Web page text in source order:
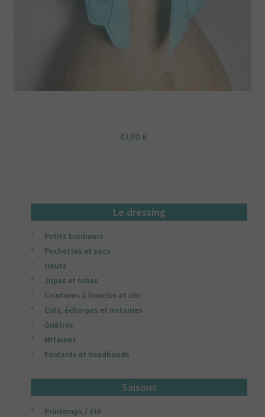
43,00 €
Le dressing
Petits bonheurs
Pochettes et sacs
Hauts
Jupes et robes
Ceintures à boucles et obi
Cols, écharpes et mitaines
Guêtres
Mitaines
Foulards et headbands
Saisons
Printemps / été